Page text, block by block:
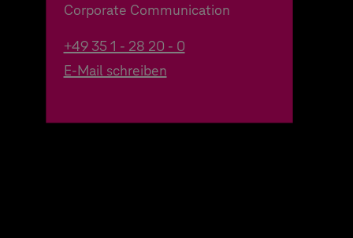
Corporate Communication
+49 35 1 - 28 20 - 0
E-Mail schreiben